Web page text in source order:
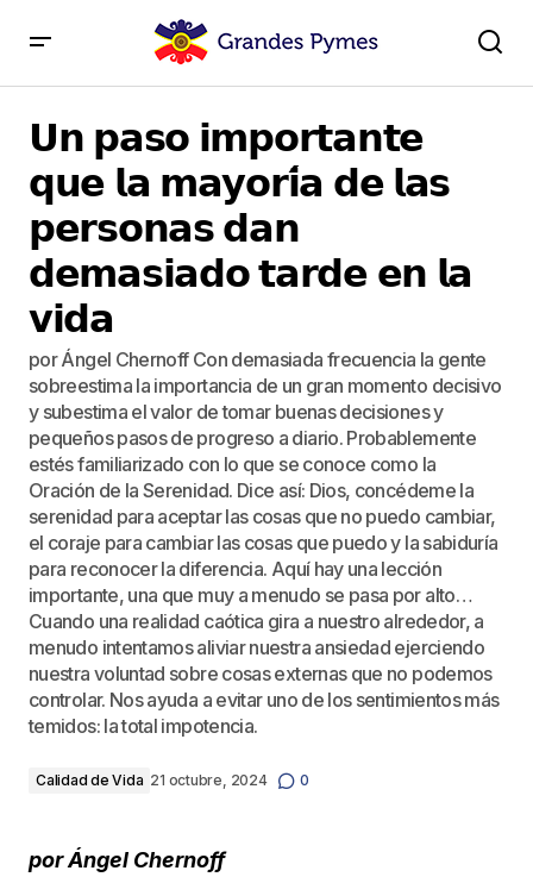
𝗽𝗲𝗿𝘀𝗼𝗻𝗮𝘀 𝗱𝗮𝗻 𝗱𝗲𝗺𝗮𝘀𝗶𝗮𝗱𝗼 𝘁𝗮𝗿𝗱𝗲 𝗲𝗻 𝗹𝗮 𝘃𝗶𝗱𝗮
𝗨𝗻 𝗽𝗮𝘀𝗼 𝗶𝗺𝗽𝗼𝗿𝘁𝗮𝗻𝘁𝗲
𝗾𝘂𝗲 𝗹𝗮 𝗺𝗮𝘆𝗼𝗿𝗶́𝗮 𝗱𝗲 𝗹𝗮𝘀
𝗽𝗲𝗿𝘀𝗼𝗻𝗮𝘀 𝗱𝗮𝗻
𝗱𝗲𝗺𝗮𝘀𝗶𝗮𝗱𝗼 𝘁𝗮𝗿𝗱𝗲 𝗲𝗻 𝗹𝗮
𝘃𝗶𝗱𝗮
por Ángel Chernoff Con demasiada frecuencia la gente
sobreestima la importancia de un gran momento decisivo
y subestima el valor de tomar buenas decisiones y
pequeños pasos de progreso a diario. Probablemente
estés familiarizado con lo que se conoce como la
Oración de la Serenidad. Dice así: Dios, concédeme la
serenidad para aceptar las cosas que no puedo cambiar,
el coraje para cambiar las cosas que puedo y la sabiduría
para reconocer la diferencia. Aquí hay una lección
importante, una que muy a menudo se pasa por alto…
Cuando una realidad caótica gira a nuestro alrededor, a
menudo intentamos aliviar nuestra ansiedad ejerciendo
nuestra voluntad sobre cosas externas que no podemos
controlar. Nos ayuda a evitar uno de los sentimientos más
temidos: la total impotencia.
Calidad de Vida 21 octubre, 2024 0
por Ángel Chernoff